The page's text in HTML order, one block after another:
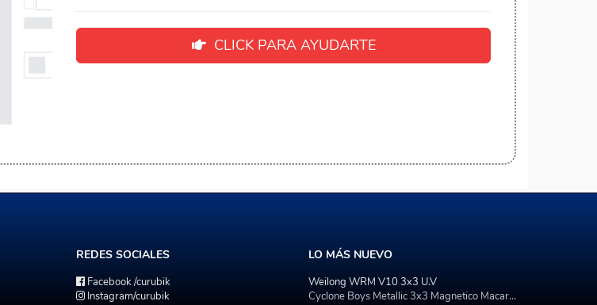
CLICK PARA AYUDARTE
REDES SOCIALES
Facebook/curubik
Instagram/curubik
LO MÁS NUEVO
Weilong WRM V10 3x3 U.V
Cyclone Boys Metallic 3x3 Magnetico Macaron